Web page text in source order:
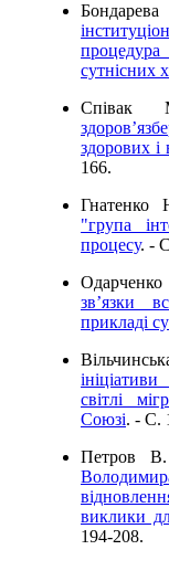
сутнісних
здорових і
166.
"група
процесу. -
зв’язки
прикладі
світлі
Союзі. - C.
Петров
виклики
194-208.